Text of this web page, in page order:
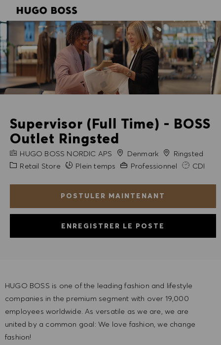
Supervisor (Full Time) - BOSS
Outlet Ringsted
NOM DE L'ENTREPRISE
HUGO BOSS NORDIC APS Denmark VilleRingsted
Catégorie
Retail Store Plein temps Expérience requise
Professionnel CDI
POSTULER MAINTENANT
ENREGISTRER LE POSTE
HUGO BOSS is one of the leading fashion and lifestyle
companies in the premium segment with over 19,000
employees worldwide. As versatile as we are, we are
united by a common goal: We love fashion, we change
fashion!